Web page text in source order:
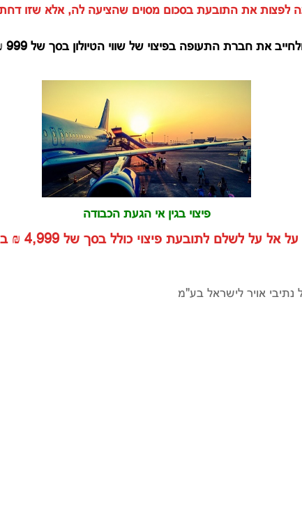
לפצות את התובעת בסכום מסוים שהציעה לה, אלא שזו
פיצוי בגין אי הגעת הכבודה